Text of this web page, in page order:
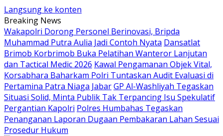
Langsung ke konten
Breaking News
Wakapolri Dorong Personel Berinovasi, Bripda
Muhammad Putra Aulia Jadi Contoh Nyata Dansatlat
Brimob Korbrimob Buka Pelatihan Wanteror Lanjutan
dan Tactical Medic 2026 Kawal Pengamanan Objek Vital,
Korsabhara Baharkam Polri Tuntaskan Audit Evaluasi di
Pertamina Patra Niaga JabarGP Al-Washliyah Tegaskan
Situasi Solid, Minta Publik Tak Terpancing Isu Spekulatif
Pergantian Kapolri Polres Humbahas Tegaskan
Penanganan Laporan Dugaan Pembakaran Lahan Sesuai
Prosedur Hukum